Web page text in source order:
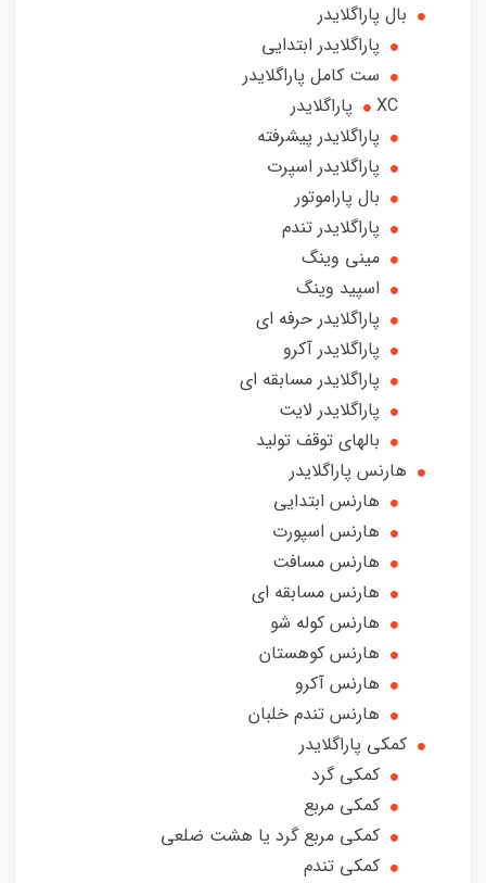
بال پاراگلایدر
پاراگلایدر ابتدایی
ست کامل پاراگلایدر
XC پاراگلایدر
پاراگلایدر پیشرفته
پاراگلایدر اسپرت
بال پاراموتور
پاراگلایدر تندم
مینی وینگ
اسپید وینگ
پاراگلایدر حرفه ای
پاراگلایدر آکرو
پاراگلایدر مسابقه ای
پاراگلایدر لایت
بالهای توقف تولید
هارنس پاراگلایدر
هارنس ابتدایی
هارنس اسپورت
هارنس مسافت
هارنس مسابقه ای
هارنس کوله شو
هارنس کوهستان
هارنس آکرو
هارنس تندم خلبان
کمکی پاراگلایدر
کمکی گرد
کمکی مربع
کمکی مربع گرد یا هشت ضلعی
کمکی تندم